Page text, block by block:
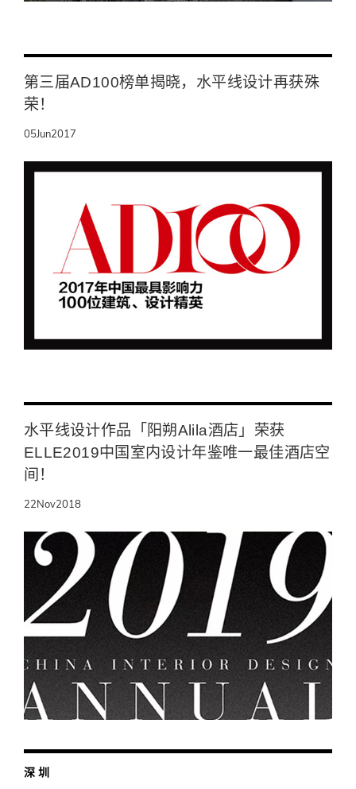
第三届AD100榜单揭晓，水平线设计再获殊
荣！
05Jun2017
水平线设计作品「阳朔Alila酒店」荣获
ELLE2019中国室内设计年鉴唯一最佳酒店空
间！
22Nov2018
深 圳